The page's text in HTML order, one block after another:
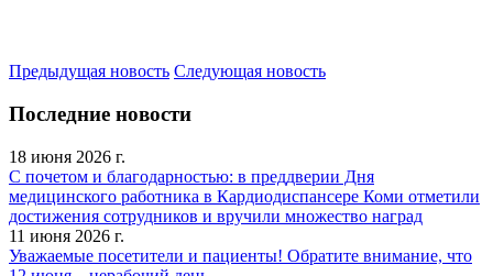
Предыдущая новость Следующая новость
Последние новости
18 июня 2026 г.
С почетом и благодарностью: в преддверии Дня
медицинского работника в Кардиодиспансере Коми отметили
достижения сотрудников и вручили множество наград
11 июня 2026 г.
Уважаемые посетители и пациенты! Обратите внимание, что